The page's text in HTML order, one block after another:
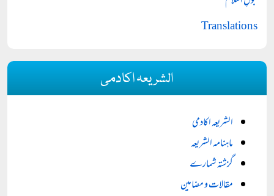
Translations
الشریعہ اکادمی
الشریعہ اکادمی
ماہنامہ الشریعہ
گزشتہ شمارے
مقالات و مضامین